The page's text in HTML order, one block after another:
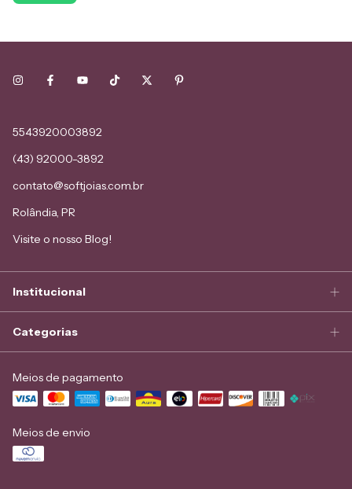
5543920003892
(43) 92000-3892
contato@softjoias.com.br
Rolândia, PR
Visite o nosso Blog!
Institucional
Categorias
Meios de pagamento
Meios de envio